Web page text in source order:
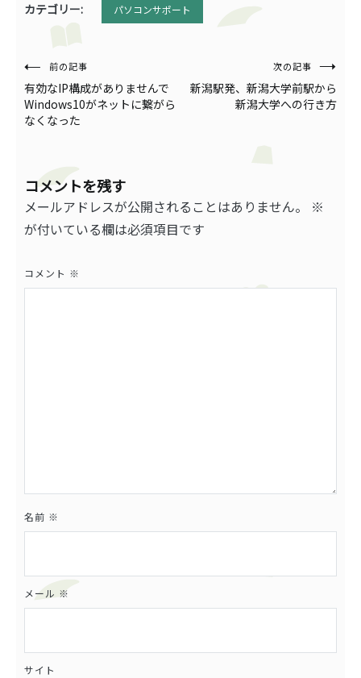
カテゴリー: パソコンサポート
投
稿
ナ
ゲ
ー
ョ
前の記事
有効なIP構成がありませんで
Windows10がネットに繋がら
なくなった
次の記事
新潟駅発、新潟大学前駅から
新潟大学への行き方
コメントを残す
メールアドレスが公開されることはありません。
※
が付いている欄は必須項目です
コメント ※
名前 ※
メール ※
サイト